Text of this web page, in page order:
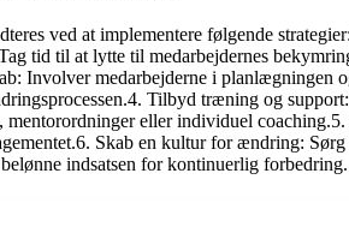
ved at implementere følgende
tid til at lytte til medarbejdernes
Involver medarbejderne i
Tilbyd træning og
eller individuel
Skab en kultur for ændring:
indsatsen for kontinuerlig forbedring.